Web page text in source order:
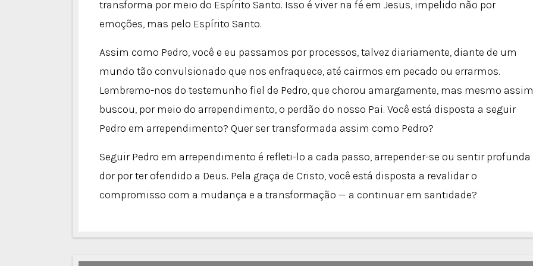
transforma por meio do Espírito Santo. Isso é viver na fé em Jesus, impelido não por
emoções, mas pelo Espírito Santo.
Assim como Pedro, você e eu passamos por processos, talvez diariamente, diante de um
mundo tão convulsionado que nos enfraquece, até cairmos em pecado ou errarmos.
Lembremo-nos do testemunho fiel de Pedro, que chorou amargamente, mas mesmo
buscou, por meio do arrependimento, o perdão do nosso Pai. Você está disposta a seguir
Pedro em arrependimento? Quer ser transformada assim como Pedro?
Seguir Pedro em arrependimento é refleti-lo a cada passo, arrepender-se ou sentir profunda
dor por ter ofendido a Deus. Pela graça de Cristo, você está disposta a revalidar o
compromisso com a mudança e a transformação — a continuar em santidade?